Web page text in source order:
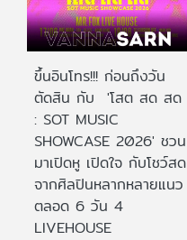
ขึ้นอินโทร!!! ก่อนถึงวัน
ตัดสิน กับ 'โสต สด สด
: SOT MUSIC
SHOWCASE 2026' ชวน
มาเปิดหู เปิดใจ กับโชว์สด
จากศิลปินหลากหลายแนว
ตลอด 6 วัน 4
LIVEHOUSE